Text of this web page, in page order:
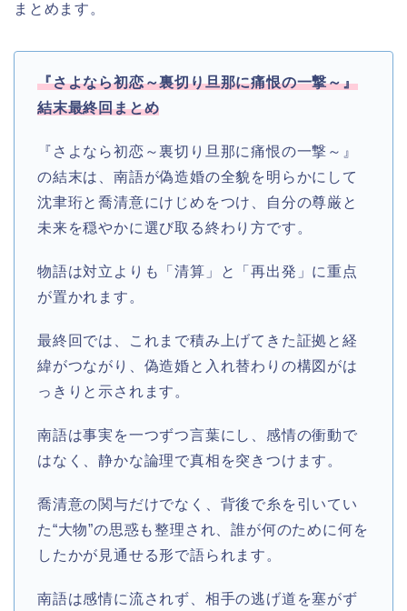
まとめます。
『さよなら初恋～裏切り旦那に痛恨の一撃～』
結末最終回まとめ
『さよなら初恋～裏切り旦那に痛恨の一撃～』
の結末は、南語が偽造婚の全貌を明らかにして
沈聿珩と喬清意にけじめをつけ、自分の尊厳と
未来を穏やかに選び取る終わり方です。
物語は対立よりも「清算」と「再出発」に重点
が置かれます。
最終回では、これまで積み上げてきた証拠と経
緯がつながり、偽造婚と入れ替わりの構図がは
っきりと示されます。
南語は事実を一つずつ言葉にし、感情の衝動で
はなく、静かな論理で真相を突きつけます。
喬清意の関与だけでなく、背後で糸を引いてい
た“大物”の思惑も整理され、誰が何のために何を
したかが見通せる形で語られます。
南語は感情に流されず、相手の逃げ道を塞がず